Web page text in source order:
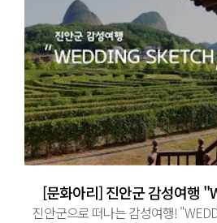
[문화아리] 진안군 감성여행
진안군으로 떠나는 감성여행! "WEDDING SKETCH" 연인과 함께 진안군의 "메